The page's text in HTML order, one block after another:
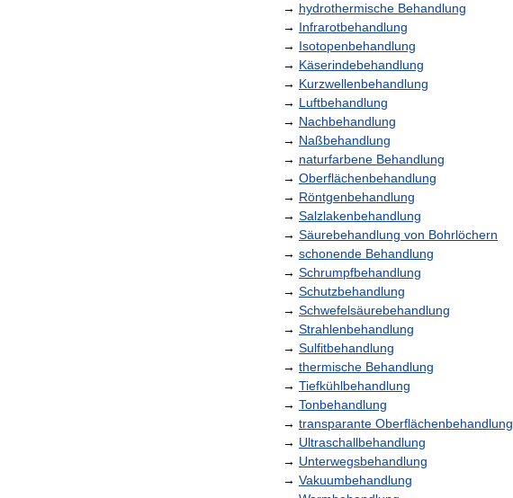
→ hydrothermische Behandlung
→ Infrarotbehandlung
→ Isotopenbehandlung
→ Käserindebehandlung
→ Kurzwellenbehandlung
→ Luftbehandlung
→ Nachbehandlung
→ Naßbehandlung
→ naturfarbene Behandlung
→ Oberflächenbehandlung
→ Röntgenbehandlung
→ Salzlakenbehandlung
→ Säurebehandlung von Bohrlöchern
→ schonende Behandlung
→ Schrumpfbehandlung
→ Schutzbehandlung
→ Schwefelsäurebehandlung
→ Strahlenbehandlung
→ Sulfitbehandlung
→ thermische Behandlung
→ Tiefkühlbehandlung
→ Tonbehandlung
→ transparante Oberflächenbehandlung
→ Ultraschallbehandlung
→ Unterwegsbehandlung
→ Vakuumbehandlung